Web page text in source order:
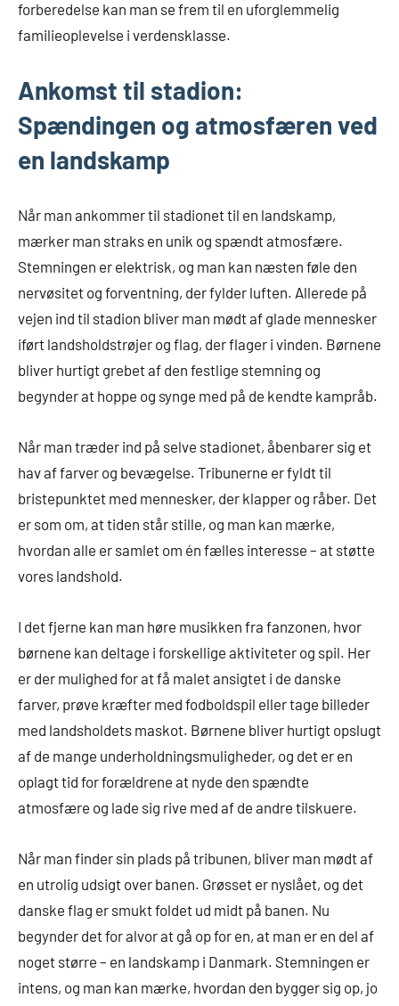
forberedelse kan man se frem til en uforglemmelig
familieoplevelse i verdensklasse.
Ankomst til stadion:
Spændingen og atmosfæren ved
en landskamp
Når man ankommer til stadionet til en landskamp,
mærker man straks en unik og spændt atmosfære.
Stemningen er elektrisk, og man kan næsten føle den
nervøsitet og forventning, der fylder luften. Allerede på
vejen ind til stadion bliver man mødt af glade mennesker
iført landsholdstrøjer og flag, der flager i vinden. Børnene
bliver hurtigt grebet af den festlige stemning og
begynder at hoppe og synge med på de kendte kampråb.
Når man træder ind på selve stadionet, åbenbarer sig et
hav af farver og bevægelse. Tribunerne er fyldt til
bristepunktet med mennesker, der klapper og råber. Det
er som om, at tiden står stille, og man kan mærke,
hvordan alle er samlet om én fælles interesse – at støtte
vores landshold.
I det fjerne kan man høre musikken fra fanzonen, hvor
børnene kan deltage i forskellige aktiviteter og spil. Her
er der mulighed for at få malet ansigtet i de danske
farver, prøve kræfter med fodboldspil eller tage billeder
med landsholdets maskot. Børnene bliver hurtigt opslugt
af de mange underholdningsmuligheder, og det er en
oplagt tid for forældrene at nyde den spændte
atmosfære og lade sig rive med af de andre tilskuere.
Når man finder sin plads på tribunen, bliver man mødt af
en utrolig udsigt over banen. Grøsset er nyslået, og det
danske flag er smukt foldet ud midt på banen. Nu
begynder det for alvor at gå op for en, at man er en del af
noget større – en landskamp i Danmark. Stemningen er
intens, og man kan mærke, hvordan den bygger sig op, jo